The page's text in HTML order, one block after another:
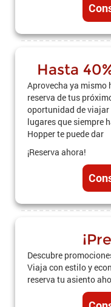
Hasta
Aprovecha ya mismo
reserva de tus
oportunidad de viajar
lugares que siempre
Hopper te puede dar
¡Reserva ahora!
Descubre
Viaja con estilo y
reserva tu asiento